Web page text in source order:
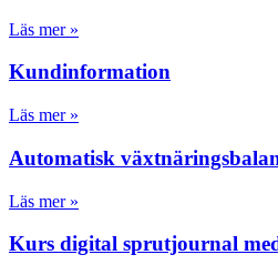
Läs mer »
Kundinformation
Läs mer »
Automatisk
Läs mer »
Kurs digital sprutjournal